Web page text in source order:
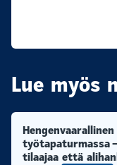
Lue myös
työtapaturmassa
tilaajaa että